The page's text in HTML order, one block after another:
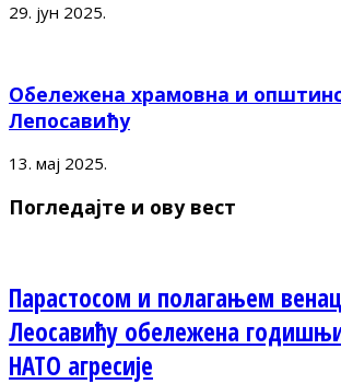
29. јун 2025.
Обележена храмовна и
Лепосавићу
13. мај 2025.
Погледајте и ову вест
Парастосом и полагањем
Леосавићу обележена
НАТО агресије